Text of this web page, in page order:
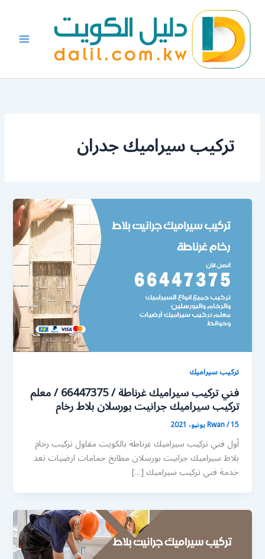
المحتوى
تركيب سيراميك جدران
تركيب سيراميك
فني تركيب سيراميك غرناطة / 66447375 / معلم
تركيب سيراميك جرانيت بورسلان بلاط رخام
Rwan/15 يونيو، 2021
أول فني تركيب سيراميك غرناطة بالكويت مقاول تركيب رخام
بلاط سيراميك جرانيت بورسلان مطابخ حمامات ارضيات تعد
خدمة فني تركيب سيراميك […]